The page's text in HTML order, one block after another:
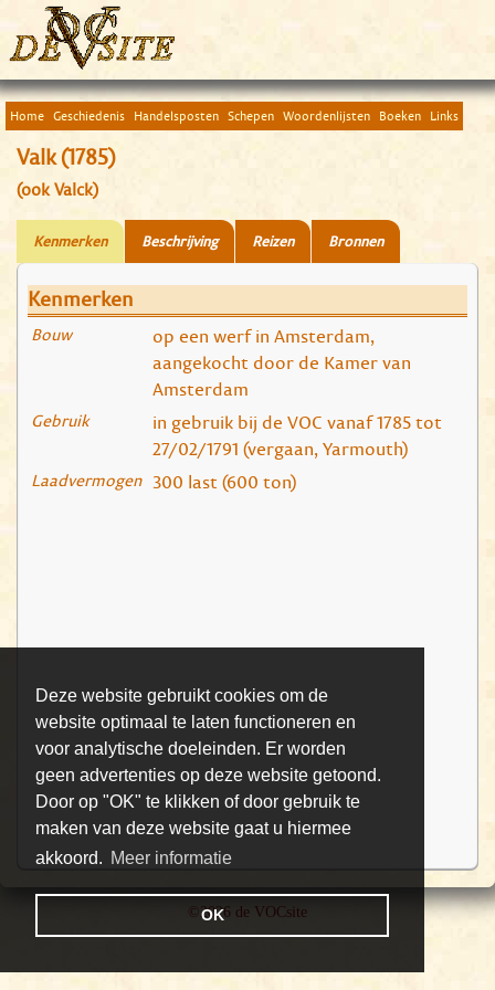
Deze website gebruikt cookies om de
website optimaal te laten functioneren en
voor analytische doeleinden. Er worden
geen advertenties op deze website getoond.
Door op "OK" te klikken of door gebruik te
maken van deze website gaat u hiermee
akkoord. Meer informatie
OK
Home Geschiedenis Handelsposten Schepen Woordenlijsten Boeken Links
Valk (1785)
(ook Valck)
Kenmerken Beschrijving Reizen Bronnen
Kenmerken
Bouw
op een werf in Amsterdam,
aangekocht door de Kamer van
Amsterdam
Gebruik
in gebruik bij de VOC vanaf 1785 tot
27/02/1791 (vergaan, Yarmouth)
Laadvermogen 300 last (600 ton)
©2026 de VOCsite